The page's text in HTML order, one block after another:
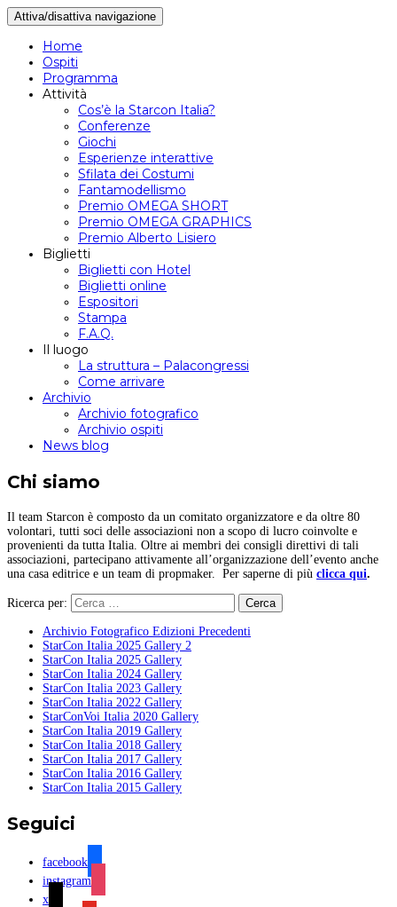
Attiva/disattiva navigazione
Home
Ospiti
Programma
Attività
Cos’è la Starcon Italia?
Conferenze
Giochi
Esperienze interattive
Sfilata dei Costumi
Fantamodellismo
Premio OMEGA SHORT
Premio OMEGA GRAPHICS
Premio Alberto Lisiero
Biglietti
Biglietti con Hotel
Biglietti online
Espositori
Stampa
F.A.Q.
Il luogo
La struttura – Palacongressi
Come arrivare
Archivio
Archivio fotografico
Archivio ospiti
News blog
Chi siamo
Il team Starcon è composto da un comitato organizzatore e da oltre 80
volontari, tutti soci delle associazioni non a scopo di lucro coinvolte e
provenienti da tutta Italia. Oltre ai membri dei consigli direttivi di tali
associazioni, partecipano attivamente all’organizzazione dell’evento anche
una casa editrice e un team di propmaker. Per saperne di più clicca qui.
Ricerca per:
Archivio Fotografico Edizioni Precedenti
StarCon Italia 2025 Gallery 2
StarCon Italia 2025 Gallery
StarCon Italia 2024 Gallery
StarCon Italia 2023 Gallery
StarCon Italia 2022 Gallery
StarConVoi Italia 2020 Gallery
StarCon Italia 2019 Gallery
StarCon Italia 2018 Gallery
StarCon Italia 2017 Gallery
StarCon Italia 2016 Gallery
StarCon Italia 2015 Gallery
Seguici
facebook
instagram
x